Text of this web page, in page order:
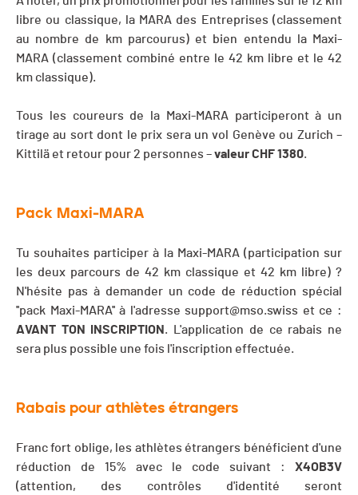
libre ou classique, la MARA des Entreprises (classement
au nombre de km parcourus) et bien entendu la Maxi-
MARA (classement combiné entre le 42 km libre et le 42
km classique).
Tous les coureurs de la Maxi-MARA participeront à un
tirage au sort dont le prix sera un vol Genève ou Zurich –
Kittilä et retour pour 2 personnes –valeur CHF 1380.
Pack Maxi-MARA
Tu souhaites participer à la Maxi-MARA (participation sur
les deux parcours de 42 km classique et 42 km libre) ?
N'hésite pas à demander un code de réduction spécial
''pack Maxi-MARA'' à l'adressesupport@mso.swiss et ce :
AVANT TON INSCRIPTION . L'application de ce rabais ne
sera plus possible une fois l'inscription effectuée.
Rabais pour athlètes étrangers
Franc fort oblige, les athlètes étrangers bénéficient d'une
réduction de 15% avec le code suivant : X4OB3V
(attention, des contrôles d'identité seront